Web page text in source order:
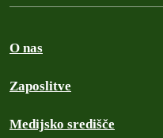
O nas
Zaposlitve
Medijsko središče